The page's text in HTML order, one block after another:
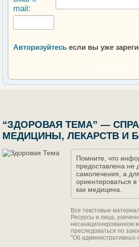
mail:
Авторизуйтесь если вы уже
“ЗДОРОВАЯ ТЕМА” —
МЕДИЦИНЫ, ЛЕКАРСТВ И
Помните, что
предоставлена не
самолечения, а
ориентироваться в
как медицина.
Все текстовые
Ресурсы и лица,
несанкционированном
преследоваться по
"Об административных